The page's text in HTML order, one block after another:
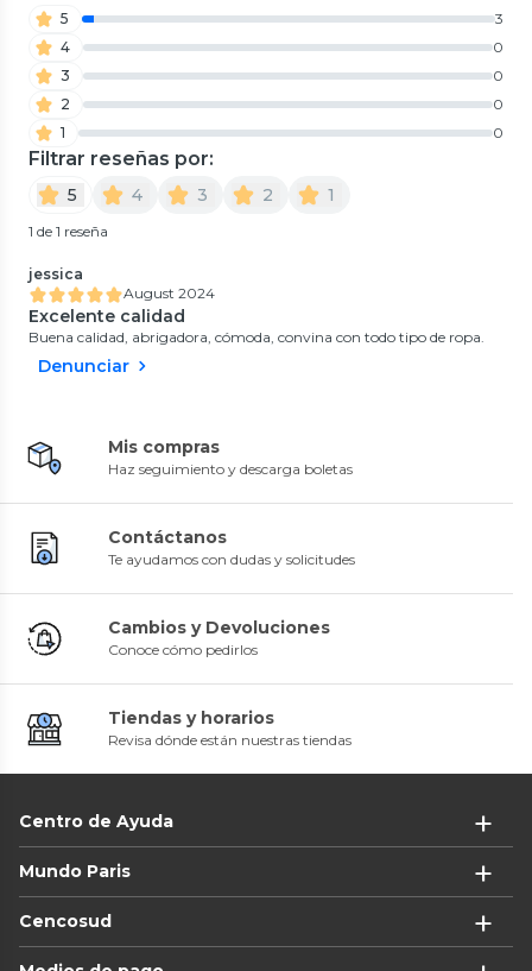
5
3
4
0
3
0
2
0
1
0
Filtrar reseñas por:
5 4 3 2 1
1 de 1 reseña
jessica
August 2024
Excelente calidad
Buena calidad, abrigadora, cómoda, convina con todo tipo de ropa.
Denunciar
Mis compras
Haz seguimiento y descarga boletas
Contáctanos
Te ayudamos con dudas y solicitudes
Cambios y Devoluciones
Conoce cómo pedirlos
Tiendas y horarios
Revisa dónde están nuestras tiendas
Centro de Ayuda
Mundo Paris
Cencosud